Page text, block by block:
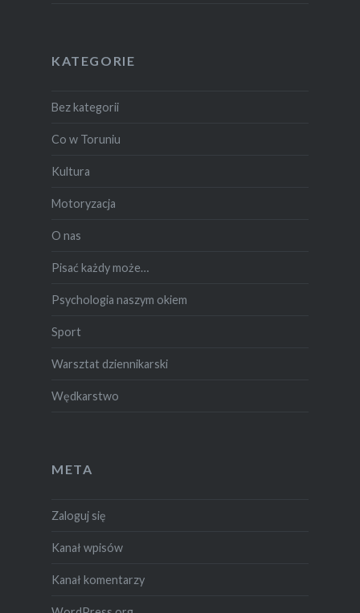
KATEGORIE
Bez kategorii
Co w Toruniu
Kultura
Motoryzacja
O nas
Pisać każdy może…
Psychologia naszym okiem
Sport
Warsztat dziennikarski
Wędkarstwo
META
Zaloguj się
Kanał wpisów
Kanał komentarzy